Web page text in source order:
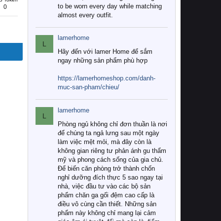
0
to be worn every day while matching
almost every outfit.
L
lamerhome
Hãy đến với lamer Home để sắm
ngay những sản phẩm phù hợp
https://lamerhomeshop.com/danh-
muc-san-pham/chieu/
L
lamerhome
Phòng ngủ không chỉ đơn thuần là nơi
để chúng ta ngả lưng sau một ngày
làm việc mệt mỏi, mà đây còn là
không gian riêng tư phản ánh gu thẩm
mỹ và phong cách sống của gia chủ.
Để biến căn phòng trở thành chốn
nghỉ dưỡng đích thực 5 sao ngay tại
nhà, việc đầu tư vào các bộ sản
phẩm chăn ga gối đệm cao cấp là
điều vô cùng cần thiết. Những sản
phẩm này không chỉ mang lại cảm